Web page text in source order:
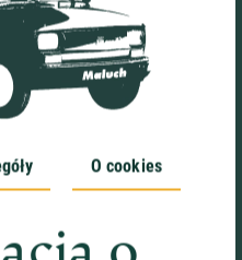
O cookies